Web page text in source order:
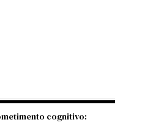
cognitivo: